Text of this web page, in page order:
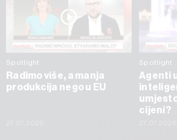
Spotlight
Radimo više, a manja
produkcija nego u EU
Spotlight
Agenti
cijeni?